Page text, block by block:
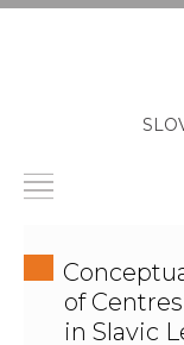
of
in Slavic